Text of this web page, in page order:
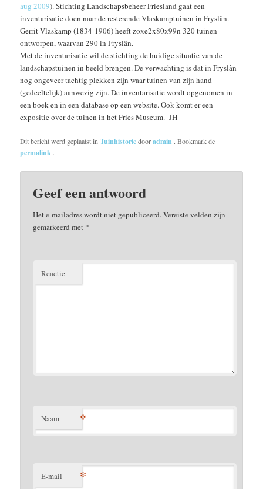
aug 2009). Stichting Landschapsbeheer Friesland gaat een
inventarisatie doen naar de resterende Vlaskamptuinen in Fryslân.
Gerrit Vlaskamp (1834-1906) heeft zoxe2x80x99n 320 tuinen
ontworpen, waarvan 290 in Fryslân.
Met de inventarisatie wil de stichting de huidige situatie van de
landschapstuinen in beeld brengen. De verwachting is dat in Fryslân
nog ongeveer tachtig plekken zijn waar tuinen van zijn hand
(gedeeltelijk) aanwezig zijn. De inventarisatie wordt opgenomen in
een boek en in een database op een website. Ook komt er een
expositie over de tuinen in het Fries Museum. JH
Dit bericht werd geplaatst inTuinhistoriedooradmin . Bookmark de
permalink .
Geef een antwoord
Het e-mailadres wordt niet gepubliceerd.Vereiste velden zijn
gemarkeerd met *
Reactie
Naam *
E-mail *